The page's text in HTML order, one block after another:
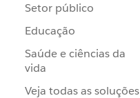
Setor público
Educação
Saúde e ciências da
vida
Veja todas as soluções